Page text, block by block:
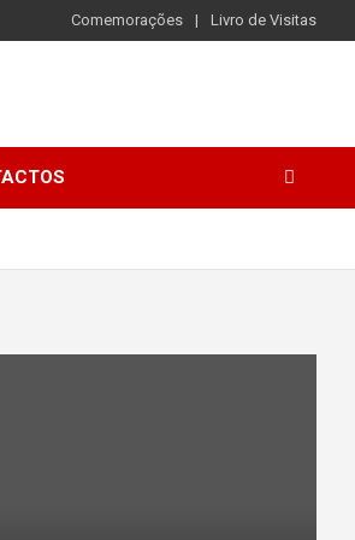
Comemorações Livro de Visitas